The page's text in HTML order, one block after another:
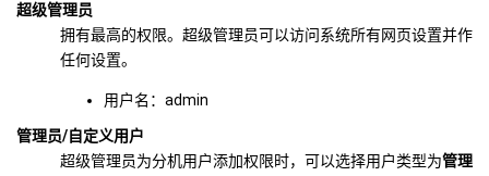
超级管理员
拥有最高的权限。超级管理员可以访问系统所有网页设置并作
任何设置。
用户名：admin
管理员/自定义用户
超级管理员为分机用户添加权限时，可以选择用户类型为管理